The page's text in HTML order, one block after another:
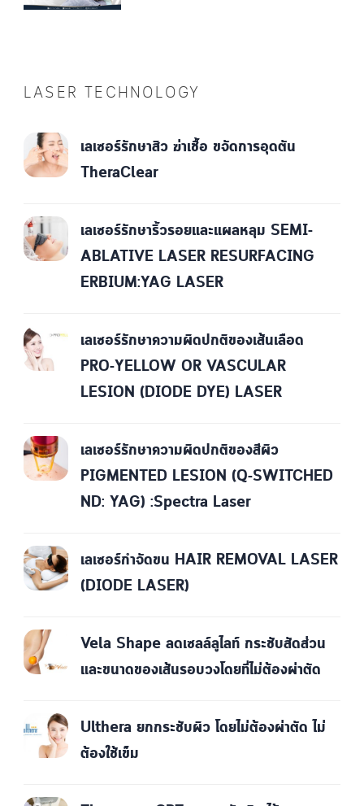
LASER TECHNOLOGY
เลเซอร์รักษาสิว ฆ่าเชื้อ ขจัดการอุดตัน
TheraClear
เลเซอร์รักษาริ้วรอยและแผลหลุม SEMI-
ABLATIVE LASER RESURFACING
ERBIUM:YAG LASER
เลเซอร์รักษาความผิดปกติของเส้นเลือด
PRO-YELLOW OR VASCULAR
LESION (DIODE DYE) LASER
เลเซอร์รักษาความผิดปกติของสีผิว
PIGMENTED LESION (Q-SWITCHED
ND: YAG) :Spectra Laser
เลเซอร์กำจัดขน HAIR REMOVAL LASER
(DIODE LASER)
Vela Shape ลดเซลล์ลูไลท์ กระชับสัดส่วน
และขนาดของเส้นรอบวงโดยที่ไม่ต้องผ่าตัด
Ulthera ยกกระชับผิว โดยไม่ต้องผ่าตัด ไม่
ต้องใช้เข็ม